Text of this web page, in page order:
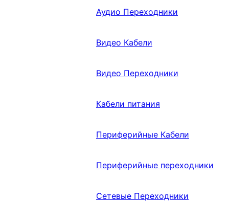
Аудио Переходники
Видео Кабели
Видео Переходники
Кабели питания
Периферийные Кабели
Периферийные переходники
Сетевые Переходники